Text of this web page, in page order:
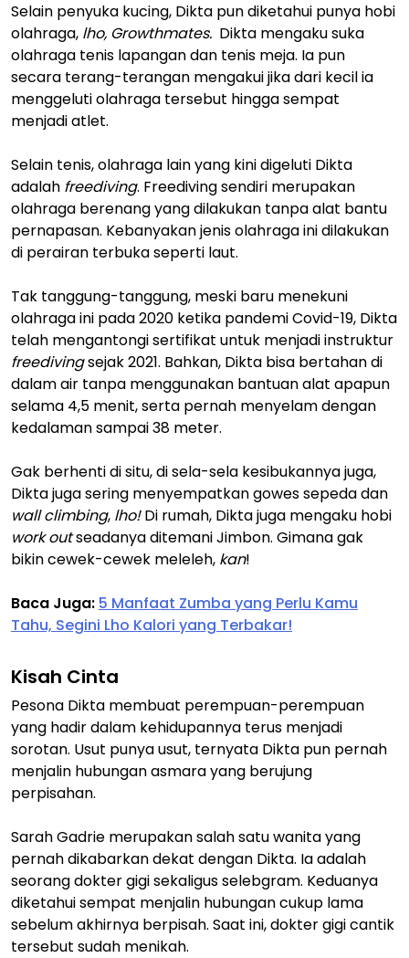
Selain penyuka kucing, Dikta pun diketahui punya hobi
olahraga, lho, Growthmates. Dikta mengaku suka
olahraga tenis lapangan dan tenis meja. Ia pun
secara terang-terangan mengakui jika dari kecil ia
menggeluti olahraga tersebut hingga sempat
menjadi atlet.
Selain tenis, olahraga lain yang kini digeluti Dikta
adalah freediving. Freediving sendiri merupakan
olahraga berenang yang dilakukan tanpa alat bantu
pernapasan. Kebanyakan jenis olahraga ini dilakukan
di perairan terbuka seperti laut.
Tak tanggung-tanggung, meski baru menekuni
olahraga ini pada 2020 ketika pandemi Covid-19, Dikta
telah mengantongi sertifikat untuk menjadi instruktur
freedivingsejak 2021. Bahkan, Dikta bisa bertahan di
dalam air tanpa menggunakan bantuan alat apapun
selama 4,5 menit, serta pernah menyelam dengan
kedalaman sampai 38 meter.
Gak berhenti di situ, di sela-sela kesibukannya juga,
Dikta juga sering menyempatkan gowes sepeda dan
wall climbing, lho!Di rumah, Dikta juga mengaku hobi
work outseadanya ditemani Jimbon. Gimana gak
bikin cewek-cewek meleleh, kan!
Baca Juga: 5 Manfaat Zumba yang Perlu Kamu
Tahu, Segini Lho Kalori yang Terbakar!
Kisah Cinta
Pesona Dikta membuat perempuan-perempuan
yang hadir dalam kehidupannya terus menjadi
sorotan. Usut punya usut, ternyata Dikta pun pernah
menjalin hubungan asmara yang berujung
perpisahan.
Sarah Gadrie merupakan salah satu wanita yang
pernah dikabarkan dekat dengan Dikta. Ia adalah
seorang dokter gigi sekaligus selebgram. Keduanya
diketahui sempat menjalin hubungan cukup lama
sebelum akhirnya berpisah. Saat ini, dokter gigi cantik
tersebut sudah menikah.